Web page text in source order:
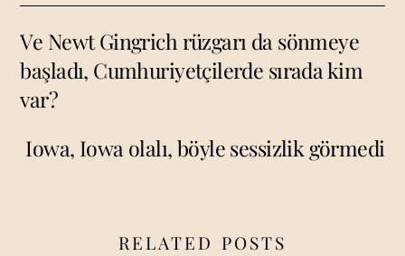
Ve Newt Gingrich rüzgarı da sönmeye
başladı, Cumhuriyetçilerde sırada kim
var?
Iowa, Iowa olalı, böyle sessizlik görmedi
RELATED POSTS